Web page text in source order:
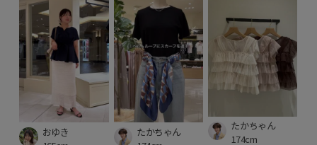
おゆき
たかちゃん
たかちゃん
174cm